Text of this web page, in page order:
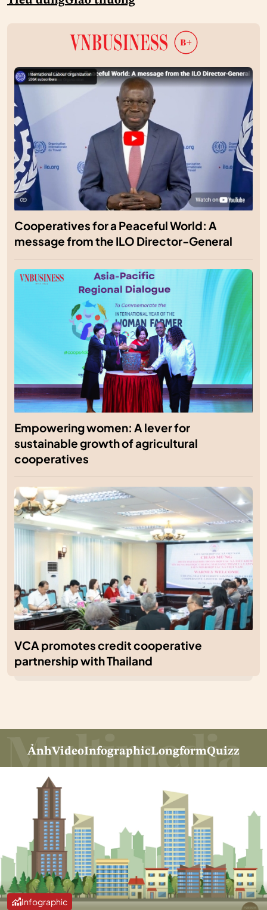
Cooperatives for a Peaceful World: A
message from the ILO Director-General
Empowering women: A lever for
sustainable growth of agricultural
cooperatives
VCA promotes credit cooperative
partnership with Thailand
ẢnhVideoInfographicLongformQuizz
Infographic